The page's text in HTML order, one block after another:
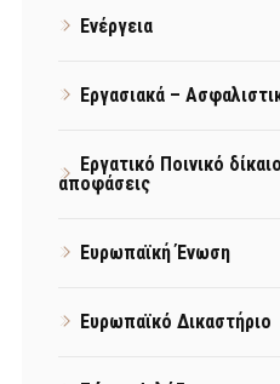
Ενέργεια
Εργασιακά –
Εργατικό Ποινικό
αποφάσεις
Ευρωπαϊκή Ένωση
Ευρωπαϊκό Δικαστήριο